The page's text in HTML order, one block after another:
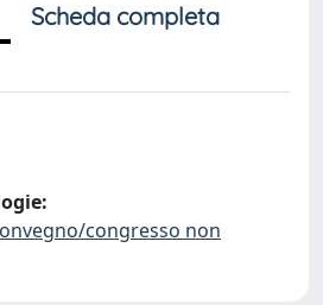
Scheda completa
congresso non